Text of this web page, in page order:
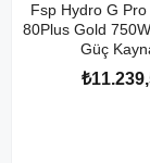
Fsp Hydro G
80Plus Gold
Güç